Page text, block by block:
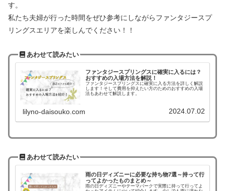
す。
私たち夫婦が行った時間をぜひ参考にしながらファンタジースプ
リングスエリアを楽しんでください！！
あわせて読みたい
ファンタジースプリングスに確実に入るには？
おすすめの入場方法を解説！
ファンタジースプリングスに確実に入る方法を詳しく解説
します！そして費用を抑えたい方のためのおすすめの入場
法もあわせて解説します。
lilyno-daisouko.com 2024.07.02
あわせて読みたい
雨の日ディズニーに必要な持ち物7選～持って行
ってよかったものまとめ～
雨の日ディズニーやテーマパークで実際に持って行ってよ